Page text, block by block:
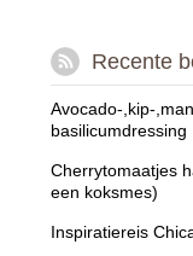
Recente
Avocado-,kip-
basilicumdressing
Cherrytomaatjes
een koksmes)
Inspiratiereis